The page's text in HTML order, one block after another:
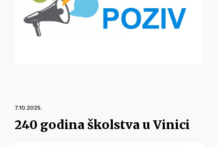
7.10.2025.
240 godina školstva u Vinici